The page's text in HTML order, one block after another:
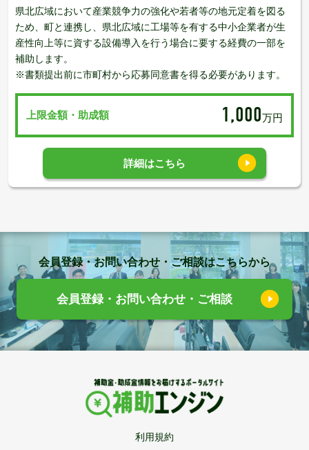
県北広域において産業競争力の強化や若者等の地元定着を図る
ため、町と連携し、県北広域に工場等を有する中小企業者が生
産性向上等に資する設備導入を行う場合に要する経費の一部を
補助します。
※書類提出前に市町村から応募同意書を得る必要があります。
上限金額・助成額 1,000万円
詳細はこちら
会員登録・お問い合わせ・ご相談はこちらから
会員登録・お問い合わせ・ご相談
利用規約